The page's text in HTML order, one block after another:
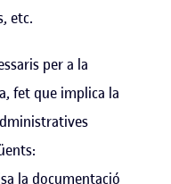
etc.
per a la
fet que implica la
la documentació